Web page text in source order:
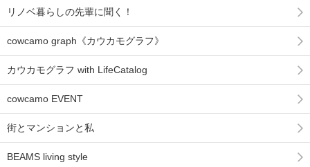
リノベ暮らしの先輩に聞く！
cowcamo graph《カウカモグラフ》
カウカモグラフ with LifeCatalog
cowcamo EVENT
街とマンションと私
BEAMS living style